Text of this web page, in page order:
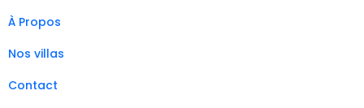
À Propos
Nos villas
Contact